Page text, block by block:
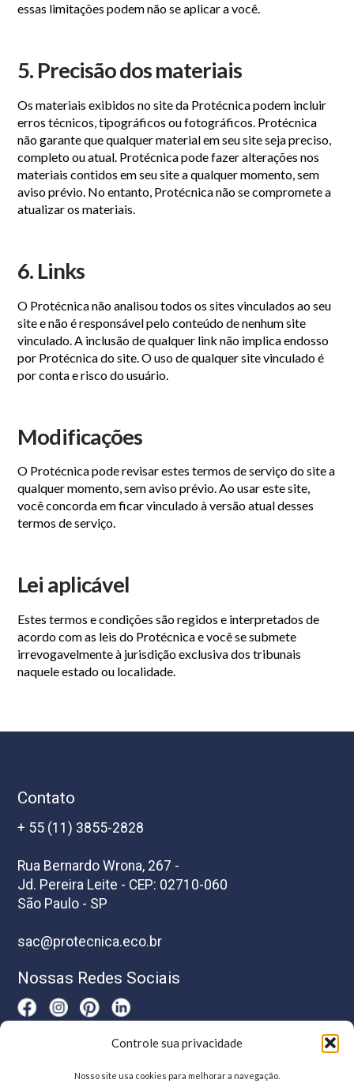
Controle sua privacidade
Nosso site usa cookies para melhorar a navegação.
essas limitações podem não se aplicar a você.
5. Precisão dos materiais
Os materiais exibidos no site da Protécnica podem incluir
erros técnicos, tipográficos ou fotográficos. Protécnica
não garante que qualquer material em seu site seja preciso,
completo ou atual. Protécnica pode fazer alterações nos
materiais contidos em seu site a qualquer momento, sem
aviso prévio. No entanto, Protécnica não se compromete a
atualizar os materiais.
6. Links
O Protécnica não analisou todos os sites vinculados ao seu
site e não é responsável pelo conteúdo de nenhum site
vinculado. A inclusão de qualquer link não implica endosso
por Protécnica do site. O uso de qualquer site vinculado é
por conta e risco do usuário.
Modificações
O Protécnica pode revisar estes termos de serviço do site a
qualquer momento, sem aviso prévio. Ao usar este site,
você concorda em ficar vinculado à versão atual desses
termos de serviço.
Lei aplicável
Estes termos e condições são regidos e interpretados de
acordo com as leis do Protécnica e você se submete
irrevogavelmente à jurisdição exclusiva dos tribunais
naquele estado ou localidade.
Contato
+ 55 (11) 3855-2828
Rua Bernardo Wrona, 267 -
Jd. Pereira Leite - CEP: 02710-060
São Paulo - SP
sac@protecnica.eco.br
Nossas Redes Sociais